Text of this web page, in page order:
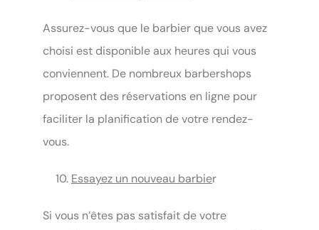
Assurez-vous que le barbier que vous avez
choisi est disponible aux heures qui vous
conviennent. De nombreux barbershops
proposent des réservations en ligne pour
faciliter la planification de votre rendez-
vous.
Essayez un nouveau barbier
Si vous n’êtes pas satisfait de votre